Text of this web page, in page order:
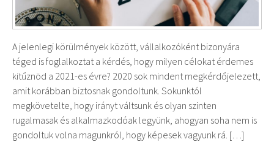
A jelenlegi körülmények között, vállalkozóként bizonyára
téged is foglalkoztat a kérdés, hogy milyen célokat érdemes
kitűznöd a 2021-es évre? 2020 sok mindent megkérdőjelezett,
amit korábban biztosnak gondoltunk. Sokunktól
megkövetelte, hogy irányt váltsunk és olyan szinten
rugalmasak és alkalmazkodóak legyünk, ahogyan soha nem is
gondoltuk volna magunkról, hogy képesek vagyunk rá. […]